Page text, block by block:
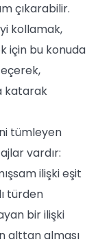
çıkarabilir.
kollamak,
için bu konuda
katarak
tümleyen
vardır:
ilişki eşit
türden
bir ilişki
alttan alması